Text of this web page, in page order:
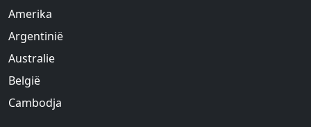
Amerika
Argentinië
Australie
België
Cambodja